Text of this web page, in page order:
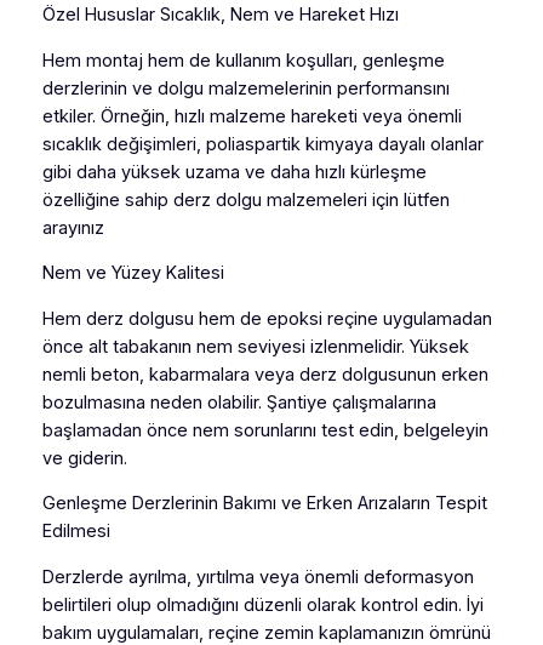
Özel Hususlar Sıcaklık, Nem ve Hareket Hızı
Hem montaj hem de kullanım koşulları, genleşme
derzlerinin ve dolgu malzemelerinin performansını
etkiler. Örneğin, hızlı malzeme hareketi veya önemli
sıcaklık değişimleri, poliaspartik kimyaya dayalı olanlar
gibi daha yüksek uzama ve daha hızlı kürleşme
özelliğine sahip derz dolgu malzemeleri için lütfen
arayınız
Nem ve Yüzey Kalitesi
Hem derz dolgusu hem de epoksi reçine uygulamadan
önce alt tabakanın nem seviyesi izlenmelidir. Yüksek
nemli beton, kabarmalara veya derz dolgusunun erken
bozulmasına neden olabilir. Şantiye çalışmalarına
başlamadan önce nem sorunlarını test edin, belgeleyin
ve giderin.
Genleşme Derzlerinin Bakımı ve Erken Arızaların Tespit
Edilmesi
Derzlerde ayrılma, yırtılma veya önemli deformasyon
belirtileri olup olmadığını düzenli olarak kontrol edin. İyi
bakım uygulamaları, reçine zemin kaplamanızın ömrünü